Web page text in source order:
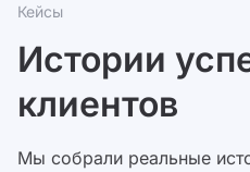
Кейсы
Истории
клиентов
Мы собрали реальные